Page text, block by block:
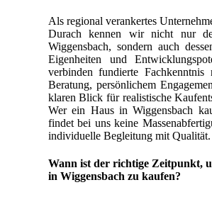
Als regional verankertes
Durach kennen wir nicht nur
Wiggensbach, sondern auch
Eigenheiten und
verbinden fundierte Fachkenntnis
Beratung, persönlichem
klaren Blick für realistische
Wer ein Haus in Wiggensbach
findet bei uns keine
individuelle Begleitung mit Qualität.
Wann ist der richtige Zeitpunkt,
in Wiggensbach zu kaufen?